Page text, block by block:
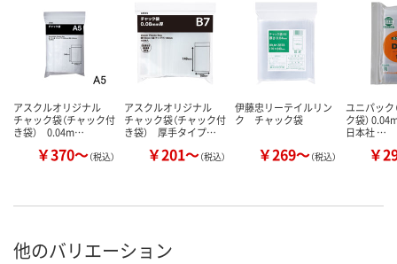
アスクルオリジナル
チャック袋（チャック付
き袋） 0.04m…
￥370～（税込）
アスクルオリジナル
チャック袋（チャック付
き袋） 厚手タイプ…
￥201～（税込）
伊藤忠リーテイルリン
ク チャック袋
￥269～（税込）
ユニパック
ク袋）
日本社 …
￥
他のバリエーション